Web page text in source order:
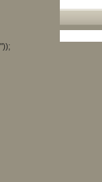
"));